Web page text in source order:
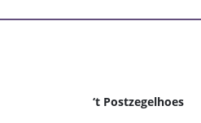
‘t Postzegelhoes